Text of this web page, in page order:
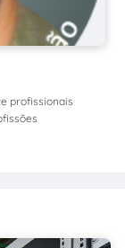
profissionais